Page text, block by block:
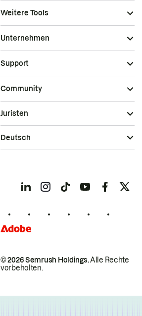
Weitere Tools
Unternehmen
Support
Community
© 2026 Semrush Holdings.Alle Rechte
vorbehalten.
Juristen
Deutsch